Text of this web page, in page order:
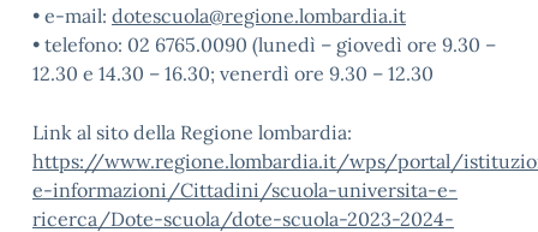
• e-mail: dotescuola@regione.lombardia.it
• telefono: 02 6765.0090 (lunedì – giovedì ore 9.30 –
12.30 e 14.30 – 16.30; venerdì ore 9.30 – 12.30
Link al sito della Regione lombardia:
https://www.regione.lombardia.it/wps/portal/
e-informazioni/Cittadini/scuola-universita-e-
ricerca/Dote-scuola/dote-scuola-2023-2024-